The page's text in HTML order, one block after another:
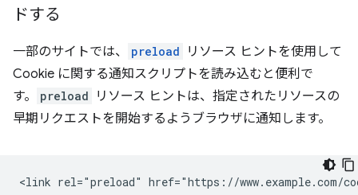
ドする
一部のサイトでは、 preload
リソース ヒントを使用して
Cookie に関する通知スクリプトを読み込むと便利で
す。
preload
リソース ヒントは、指定されたリソースの
早期リクエストを開始するようブラウザに通知します。